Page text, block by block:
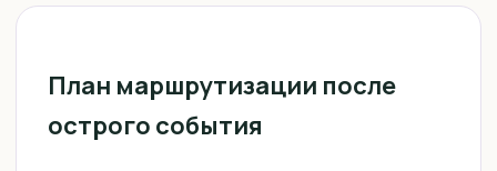
План маршрутизации после
острого события